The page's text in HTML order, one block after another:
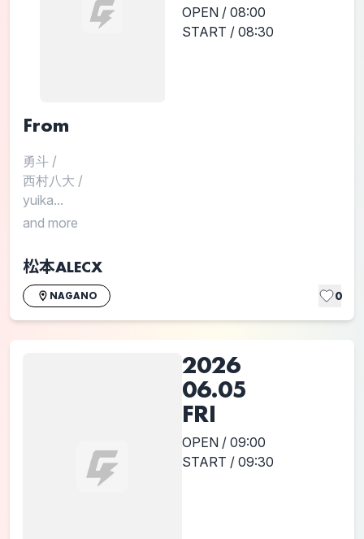
OPEN / 08:00
START / 08:30
From
勇斗 /
西村八大 /
yuika...
and more
松本ALECX
NAGANO 0
2026
06.05
FRI
OPEN / 09:00
START / 09:30